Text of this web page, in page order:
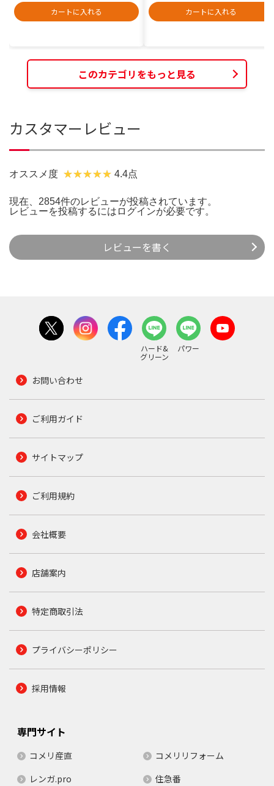
カートに入れる
カートに入れる
このカテゴリをもっと見る
カスタマーレビュー
オススメ度 4.4点
現在、2854件のレビューが投稿されています。
レビューを投稿するには ログインが必要です。
レビューを書く
ハード&
グリーン
パワー
お問い合わせ
ご利用ガイド
サイトマップ
ご利用規約
会社概要
店舗案内
特定商取引法
プライバシーポリシー
採用情報
専門サイト
コメリ産直
コメリリフォーム
レンガ.pro
住急番